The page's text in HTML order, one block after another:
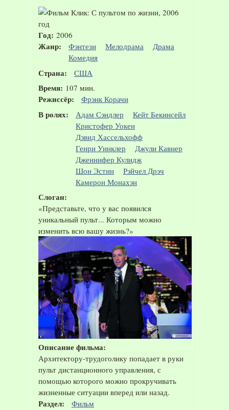
Год: 2006
Жанр: Фэнтези Мелодрама
Драма
Комедия
Страна: США
Время: 107 мин.
Режиссёр: Фрэнк Корачи
В ролях: Адам Сэндлер
Кейт Бекинсейл
Кристофер Уокен
Дэвид Хассельхофф
Генри Уинклер
Джули Кавнер
Дженнифер Кулидж
Шон Эстин
Рэйчел Дрэч
Камерон Монахэн
Слоган:
«Представьте, что у вас появился
уникальный пульт... Которым можно
изменить всю вашу жизнь?»
Описание фильма:
Архитектору-трудоголику попадает в руки
пульт дистанционного управления, с
помощью которого можно прокручивать
жизненные ситуации вперед или назад.
Раздел: Фильм